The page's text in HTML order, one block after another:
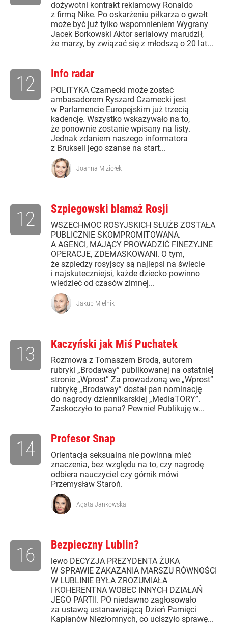
dożywotni kontrakt reklamowy Ronaldo
z firmą Nike. Po oskarżeniu piłkarza o gwałt
może być już tylko wspomnieniem Wygrany
Jacek Borkowski Aktor serialowy marudził,
że marzy, by związać się z młodszą o 20 lat...
Info radar
POLITYKA Czarnecki może zostać
ambasadorem Ryszard Czarnecki jest
w Parlamencie Europejskim już trzecią
kadencję. Wszystko wskazywało na to,
że ponownie zostanie wpisany na listy.
Jednak zdaniem naszego informatora
z Brukseli jego szanse na start...
12
Joanna Miziołek
Szpiegowski blamaż Rosji
WSZECHMOC ROSYJSKICH SŁUŻB ZOSTAŁA
PUBLICZNIE SKOMPROMITOWANA.
A AGENCI, MAJĄCY PROWADZIĆ FINEZYJNE
OPERACJE, ZDEMASKOWANI. O tym,
że szpiedzy rosyjscy są najlepsi na świecie
i najskuteczniejsi, każde dziecko powinno
wiedzieć od czasów zimnej...
12
Jakub Mielnik
Kaczyński jak Miś Puchatek
Rozmowa z Tomaszem Brodą, autorem
rubryki „Brodaway” publikowanej na ostatniej
stronie „Wprost” Za prowadzoną we „Wprost”
rubrykę „Brodaway” dostał pan nominację
do nagrody dziennikarskiej „MediaTORY”.
Zaskoczyło to pana? Pewnie! Publikuję w...
13
Profesor Snap
Orientacja seksualna nie powinna mieć
znaczenia, bez względu na to, czy nagrodę
odbiera nauczyciel czy górnik mówi
Przemysław Staroń.
14
Agata Jankowska
Bezpieczny Lublin?
lewo DECYZJA PREZYDENTA ŻUKA
W SPRAWIE ZAKAZANIA MARSZU RÓWNOŚCI
W LUBLINIE BYŁA ZROZUMIAŁA
I KOHERENTNA WOBEC INNYCH DZIAŁAŃ
JEGO PARTII. PO niedawno zagłosowało
za ustawą ustanawiającą Dzień Pamięci
Kapłanów Niezłomnych, co uciszyło sprawę...
16